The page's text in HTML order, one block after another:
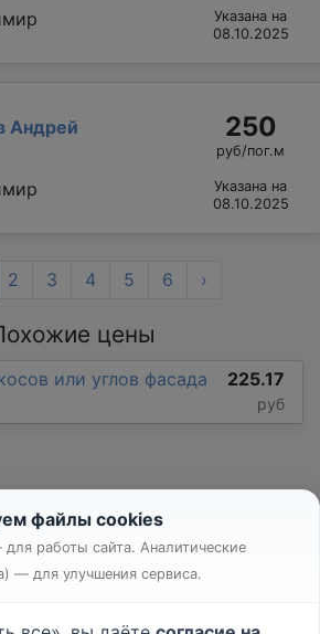
Указана на
08.10.2025
Андрей
250
руб/пог.м
Указана на
08.10.2025
2 3 4 5 6 ›
цены
или углов фасада
225.17
руб
Реклама
файлы cookies
работы сайта. Аналитические
— для улучшения сервиса.